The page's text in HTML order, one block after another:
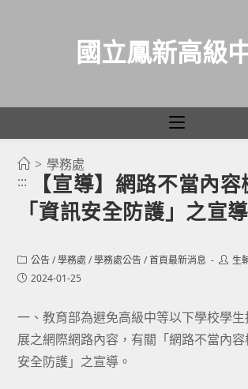
國立鳳新高級
> 學務處
:::
【宣導】網路不當內
「資訊安全防護」之宣導
Post
category:
公告 / 學務處 / 學務處公告 / 首頁最新消息
Post生
Post2024-01-25
一、教育部為避免高級中等以下學校學
展之網際網路內容，有關「網路不當內
安全防護」之宣導。